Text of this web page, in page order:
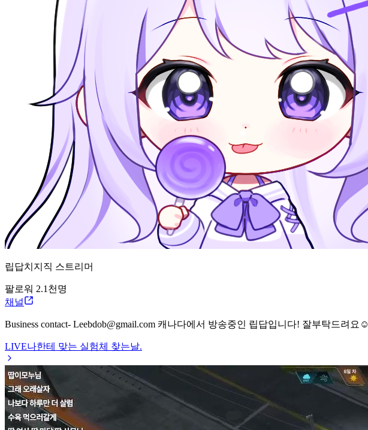
립답치지직 스트리머
팔로워 2.1천 명
채널
Business contact- Leebdob@gmail.com 캐나다에서 방송중인 립답입니다! 잘부탁드려요☺️
LIVE나한테 맞는 실험체 찾는날.